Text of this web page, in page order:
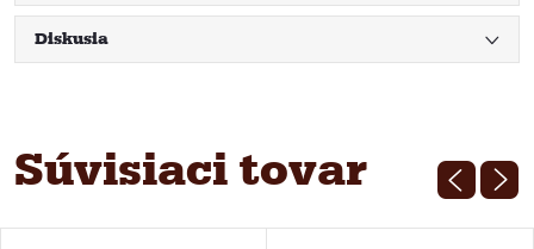
Diskusia
Súvisiaci tovar